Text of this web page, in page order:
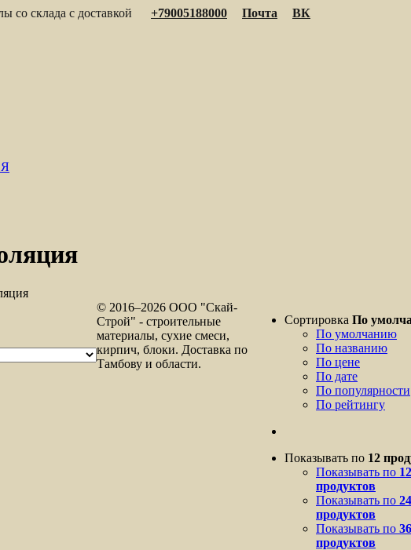
склада с доставкой +79005188000 Почта
ВК
Сортировка По
По умолчанию
По названию
По цене
По дате
По популярности
По рейтингу
Показывать по 12
Показывать по 12
продуктов
Показывать по 24
продуктов
Показывать по 36
продуктов
© 2016–2026 ООО "Скай-
Строй" - строительные
материалы, сухие смеси,
кирпич, блоки. Доставка по
Тамбову и области.